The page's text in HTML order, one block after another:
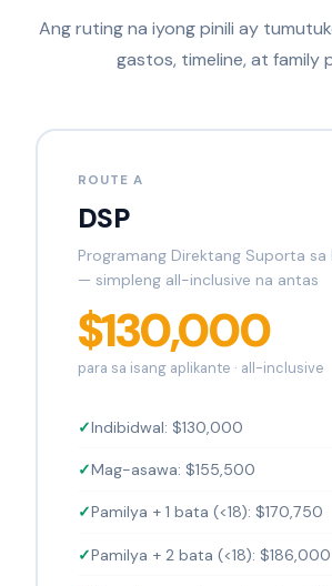
Ang ruting na iyong pinili ay
gastos, timeline, at family
ROUTE A
DSP
Programang Direktang Suporta sa
— simpleng all-inclusive na antas
$130,000
para sa isang aplikante · all-inclusive
Indibidwal: $130,000
Mag-asawa: $155,500
Pamilya + 1 bata (<18): $170,750
Pamilya + 2 bata (<18): $186,000